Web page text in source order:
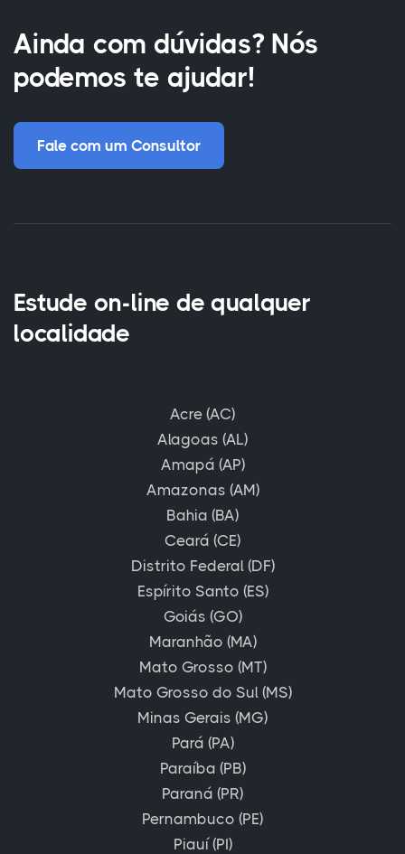
Ainda com dúvidas? Nós
podemos te ajudar!
Fale com um Consultor
Estude on-line de qualquer
localidade
Acre (AC)
Alagoas (AL)
Amapá (AP)
Amazonas (AM)
Bahia (BA)
Ceará (CE)
Distrito Federal (DF)
Espírito Santo (ES)
Goiás (GO)
Maranhão (MA)
Mato Grosso (MT)
Mato Grosso do Sul (MS)
Minas Gerais (MG)
Pará (PA)
Paraíba (PB)
Paraná (PR)
Pernambuco (PE)
Piauí (PI)